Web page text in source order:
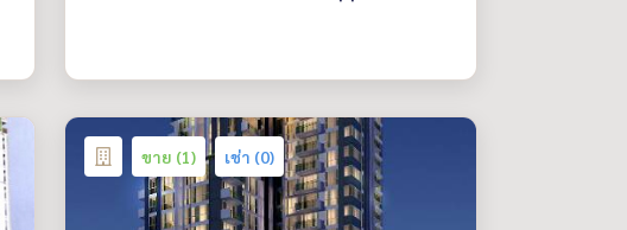
ขาย (1) เช่า (0)